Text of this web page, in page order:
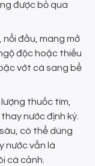
được bỏ qua
nổi đầu, mang mở
độc hoặc thiếu
vớt cá sang bể
thuốc tím,
nước định kỳ.
có thể dùng
nước vẫn là
cá cảnh.